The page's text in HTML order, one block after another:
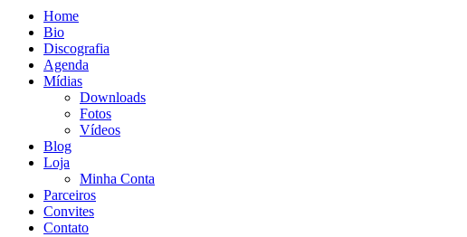
Home
Bio
Discografia
Agenda
Mídias
Downloads
Fotos
Vídeos
Blog
Loja
Minha Conta
Parceiros
Convites
Contato